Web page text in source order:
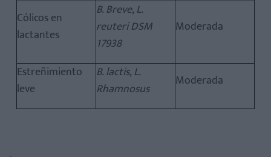
Cólicos en
lactantes
B. Breve, L.
reuteri DSM
17938
Moderada
Estreñimiento
leve
B. lactis, L.
Rhamnosus
Moderada